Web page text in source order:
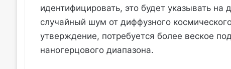
идентифицировать, это будет указывать
случайный шум от диффузного
утверждение, потребуется более веское
наногерцового диапазона.